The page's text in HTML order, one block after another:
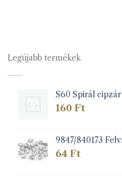
Legújabb termékek
S60 Spirál
160 Ft
9847/840173
64 Ft